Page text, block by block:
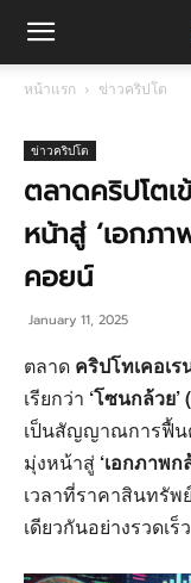
มค
ปโต
หน้าแรก ข่าวคริปโต
ข่าวคริปโต
ตลาดคริปโตเ
หน้าสู่ ‘เอกภ
คอยน์
January 11, 2025
ตลาด คริปโทเคอเร
เรียกว่า ‘โซนกล้วย
เป็นสัญญาณการฟื้น
มุ่งหน้าสู่ ‘เอกภาพ
เวลาที่ราคาสินทรั
เดียวกันอย่างรวดเร็ว